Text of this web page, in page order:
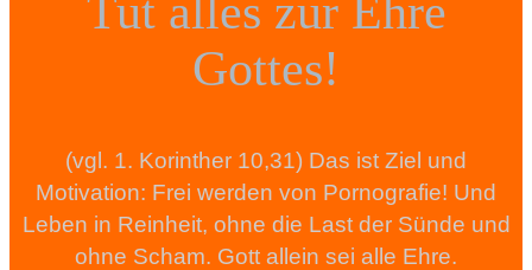
Tut alles zur Ehre
Gottes!
(vgl. 1. Korinther 10,31) Das ist Ziel und
Motivation: Frei werden von Pornografie! Und
Leben in Reinheit, ohne die Last der Sünde und
ohne Scham. Gott allein sei alle Ehre.